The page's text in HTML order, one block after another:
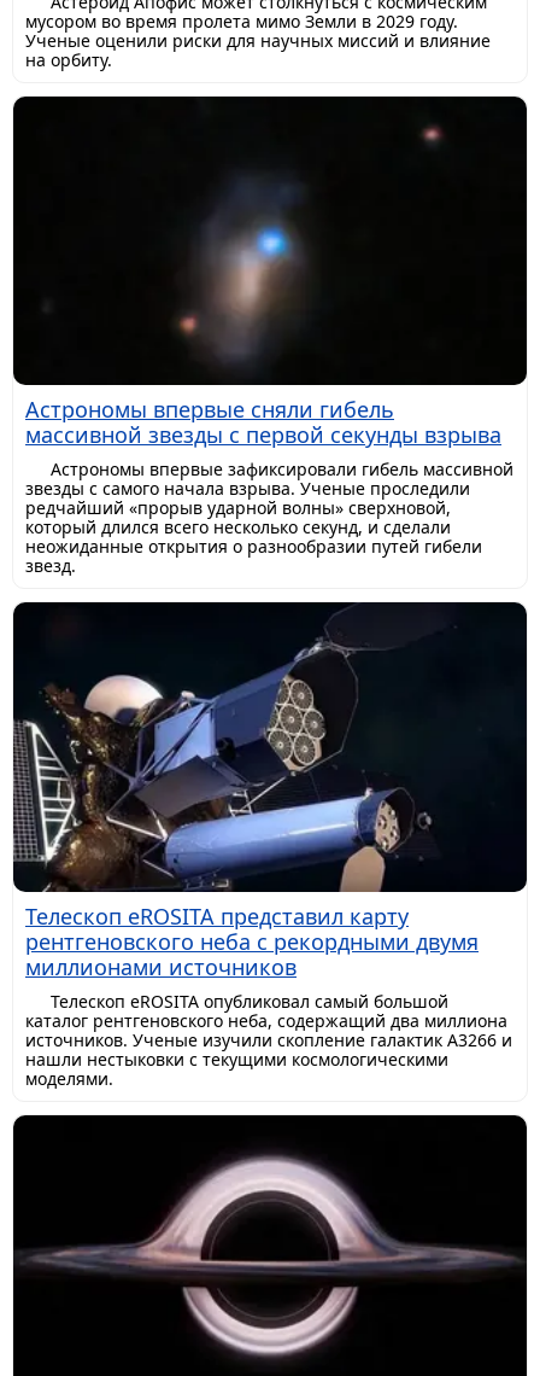
мусором во время пролета мимо Земли в 2029 году.
Ученые оценили риски для научных миссий и влияние
на орбиту.
Астрономы впервые сняли гибель
массивной звезды с первой секунды взрыва
Астрономы впервые зафиксировали гибель массивной
звезды с самого начала взрыва. Ученые проследили
редчайший «прорыв ударной волны» сверхновой,
который длился всего несколько секунд, и сделали
неожиданные открытия о разнообразии путей гибели
звезд.
Телескоп eROSITA представил карту
рентгеновского неба с рекордными двумя
миллионами источников
Телескоп eROSITA опубликовал самый большой
каталог рентгеновского неба, содержащий два миллиона
источников. Ученые изучили скопление галактик A3266 и
нашли нестыковки с текущими космологическими
моделями.